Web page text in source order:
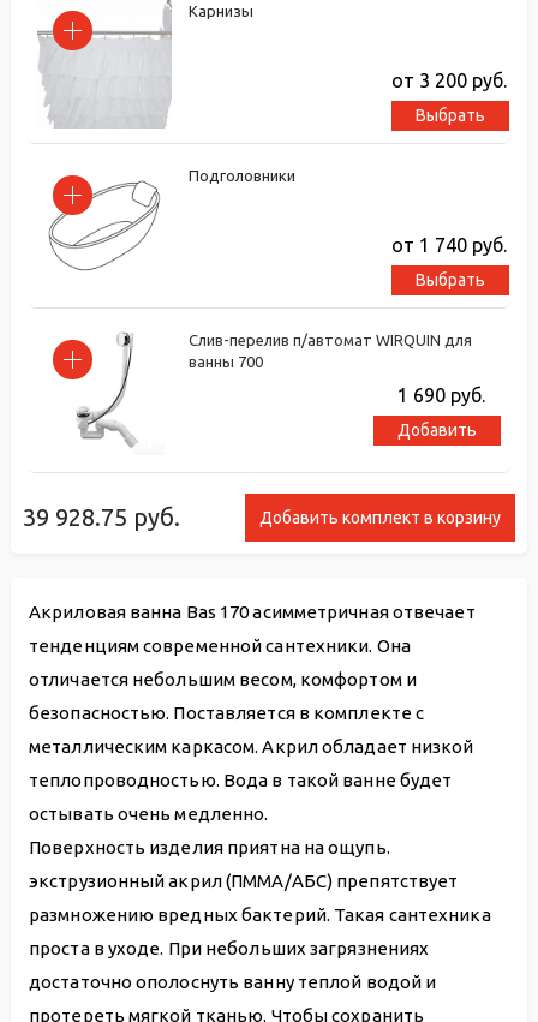
39 928.75 руб. Добавить комплект в корзину
Карнизы
от 3 200 руб.
Выбрать
Подголовники
от 1 740 руб.
Выбрать
Слив-перелив п/автомат WIRQUIN для
ванны 700
1 690руб.
Добавить
Акриловая ванна Bas 170 асимметричная отвечает
тенденциям современной сантехники. Она
отличается небольшим весом, комфортом и
безопасностью. Поставляется в комплекте с
металлическим каркасом. Акрил обладает низкой
теплопроводностью. Вода в такой ванне будет
остывать очень медленно.
Поверхность изделия приятна на ощупь.
экструзионный акрил (ПММА/АБС) препятствует
размножению вредных бактерий. Такая сантехника
проста в уходе. При небольших загрязнениях
достаточно ополоснуть ванну теплой водой и
протереть мягкой тканью. Чтобы сохранить